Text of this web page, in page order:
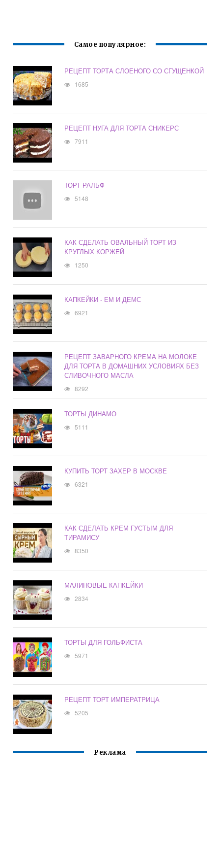
Самое популярное:
РЕЦЕПТ ТОРТА СЛОЕНОГО СО СГУЩЕНКОЙ
1685
РЕЦЕПТ НУГА ДЛЯ ТОРТА СНИКЕРС
7911
ТОРТ РАЛЬФ
5148
КАК СДЕЛАТЬ ОВАЛЬНЫЙ ТОРТ ИЗ
КРУГЛЫХ КОРЖЕЙ
1250
КАПКЕЙКИ - ЕМ И ДЕМС
6921
РЕЦЕПТ ЗАВАРНОГО КРЕМА НА МОЛОКЕ
ДЛЯ ТОРТА В ДОМАШНИХ УСЛОВИЯХ БЕЗ
СЛИВОЧНОГО МАСЛА
8292
ТОРТЫ ДИНАМО
5111
КУПИТЬ ТОРТ ЗАХЕР В МОСКВЕ
6321
КАК СДЕЛАТЬ КРЕМ ГУСТЫМ ДЛЯ
ТИРАМИСУ
8350
МАЛИНОВЫЕ КАПКЕЙКИ
2834
ТОРТЫ ДЛЯ ГОЛЬФИСТА
5971
РЕЦЕПТ ТОРТ ИМПЕРАТРИЦА
5205
Реклама